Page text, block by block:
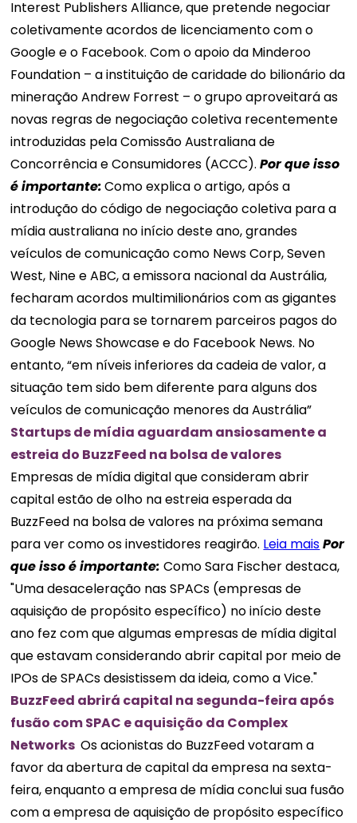
Interest Publishers Alliance, que pretende negociar
coletivamente acordos de licenciamento com o
Google e o Facebook. Com o apoio da Minderoo
Foundation – a instituição de caridade do bilionário da
mineração Andrew Forrest – o grupo aproveitará as
novas regras de negociação coletiva recentemente
introduzidas pela Comissão Australiana de
Concorrência e Consumidores (ACCC).Por que isso
é importante:Como explica o artigo, após a
introdução do código de negociação coletiva para a
mídia australiana no início deste ano, grandes
veículos de comunicação como News Corp, Seven
West, Nine e ABC, a emissora nacional da Austrália,
fecharam acordos multimilionários com as gigantes
da tecnologia para se tornarem parceiros pagos do
Google News Showcase e do Facebook News. No
entanto, “em níveis inferiores da cadeia de valor, a
situação tem sido bem diferente para alguns dos
veículos de comunicação menores da Austrália”
Startups de mídia aguardam ansiosamente a
estreia do BuzzFeed na bolsa de valores
Empresas de mídia digital que consideram abrir
capital estão de olho na estreia esperada da
BuzzFeed na bolsa de valores na próxima semana
para ver como os investidores reagirão. Leia maisPor
que isso é importante: Como Sara Fischer destaca,
"Uma desaceleração nas SPACs (empresas de
aquisição de propósito específico) no início deste
ano fez com que algumas empresas de mídia digital
que estavam considerando abrir capital por meio de
IPOs de SPACs desistissem da ideia, como a Vice."
BuzzFeed abrirá capital na segunda-feira após
fusão com SPAC e aquisição da Complex
Networks Os acionistas do BuzzFeed votaram a
favor da abertura de capital da empresa na sexta-
feira, enquanto a empresa de mídia conclui sua fusão
com a empresa de aquisição de propósito específico